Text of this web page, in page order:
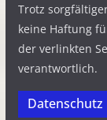
Trotz
keine Haftung
der verlinkten
verantwortlich.
Datenschutz